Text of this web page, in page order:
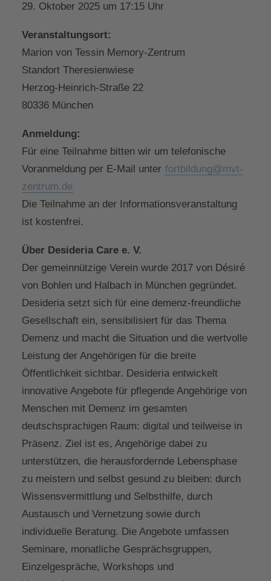
29. Oktober 2025 um 17:15 Uhr
Veranstaltungsort:
Marion von Tessin Memory-Zentrum
Standort Theresienwiese
Herzog-Heinrich-Straße 22
80336 München
Anmeldung:
Für eine Teilnahme bitten wir um telefonische
Voranmeldung per E-Mail unter fortbildung@mvt-
zentrum.de
Die Teilnahme an der Informationsveranstaltung
ist kostenfrei.
Über Desideria Care e. V.
Der gemeinnützige Verein wurde 2017 von Désiré
von Bohlen und Halbach in München gegründet.
Desideria setzt sich für eine demenz-freundliche
Gesellschaft ein, sensibilisiert für das Thema
Demenz und macht die Situation und die wertvolle
Leistung der Angehörigen für die breite
Öffentlichkeit sichtbar. Desideria entwickelt
innovative Angebote für pflegende Angehörige von
Menschen mit Demenz im gesamten
deutschsprachigen Raum: digital und teilweise in
Präsenz. Ziel ist es, Angehörige dabei zu
unterstützen, die herausfordernde Lebensphase
zu meistern und selbst gesund zu bleiben: durch
Wissensvermittlung und Selbsthilfe, durch
Austausch und Vernetzung sowie durch
individuelle Beratung. Die Angebote umfassen
Seminare, monatliche Gesprächsgruppen,
Einzelgespräche, Workshops und